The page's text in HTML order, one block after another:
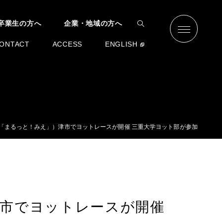
業生の方へ 企業・地域の方へ
ACCESS ENGLISH
まるっと！みえ」）津市でヨットレースが開催 三重大学ヨット部が参加
でヨットレースが開催